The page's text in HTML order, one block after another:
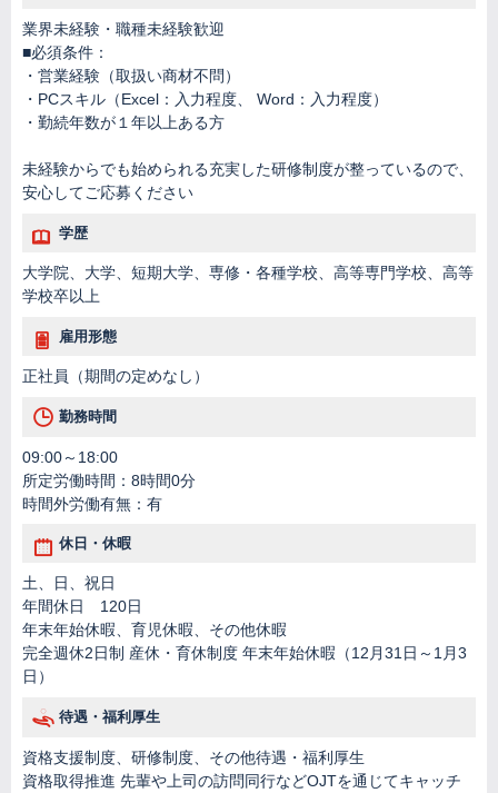
業界未経験・職種未経験歓迎
■必須条件：
・営業経験（取扱い商材不問）
・PCスキル（Excel：入力程度、 Word：入力程度）
・勤続年数が１年以上ある方
未経験からでも始められる充実した研修制度が整っているので、
安心してご応募ください
学歴
大学院、大学、短期大学、専修・各種学校、高等専門学校、高等
学校卒以上
雇用形態
正社員（期間の定めなし）
勤務時間
09:00～18:00
所定労働時間：8時間0分
時間外労働有無：有
休日・休暇
土、日、祝日
年間休日 120日
年末年始休暇、育児休暇、その他休暇
完全週休2日制 産休・育休制度 年末年始休暇（12月31日～1月3
日）
待遇・福利厚生
資格支援制度、研修制度、その他待遇・福利厚生
資格取得推進 先輩や上司の訪問同行などOJTを通じてキャッチ